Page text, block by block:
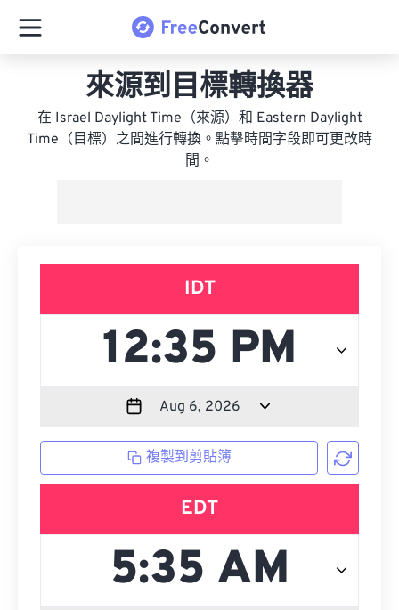
來源到目標轉換器
在 Israel Daylight Time（來源）和 Eastern Daylight
Time（目標）之間進行轉換。點擊時間字段即可更改時
間。
IDT
複製到剪貼簿
EDT